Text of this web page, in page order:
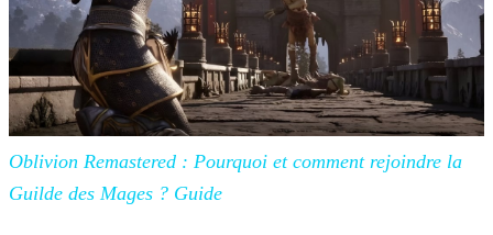
Oblivion Remastered : Pourquoi etcomment rejoindre la
Guilde des Mages ? Guide